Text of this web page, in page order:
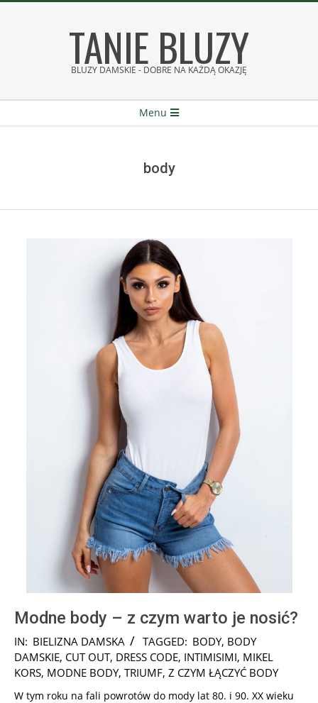
TANIE BLUZY
BLUZY DAMSKIE - DOBRE NA KAŻDĄ OKAZJĘ
Menu
body
Modne body – z czym warto je nosić?
2025-
05-
28
IN: BIELIZNA DAMSKA TAGGED: BODY, BODY
DAMSKIE, CUT OUT, DRESS CODE, INTIMISIMI, MIKEL
KORS, MODNE BODY, TRIUMF, Z CZYM ŁĄCZYĆ BODY
W tym roku na fali powrotów do mody lat 80. i 90. XX wieku